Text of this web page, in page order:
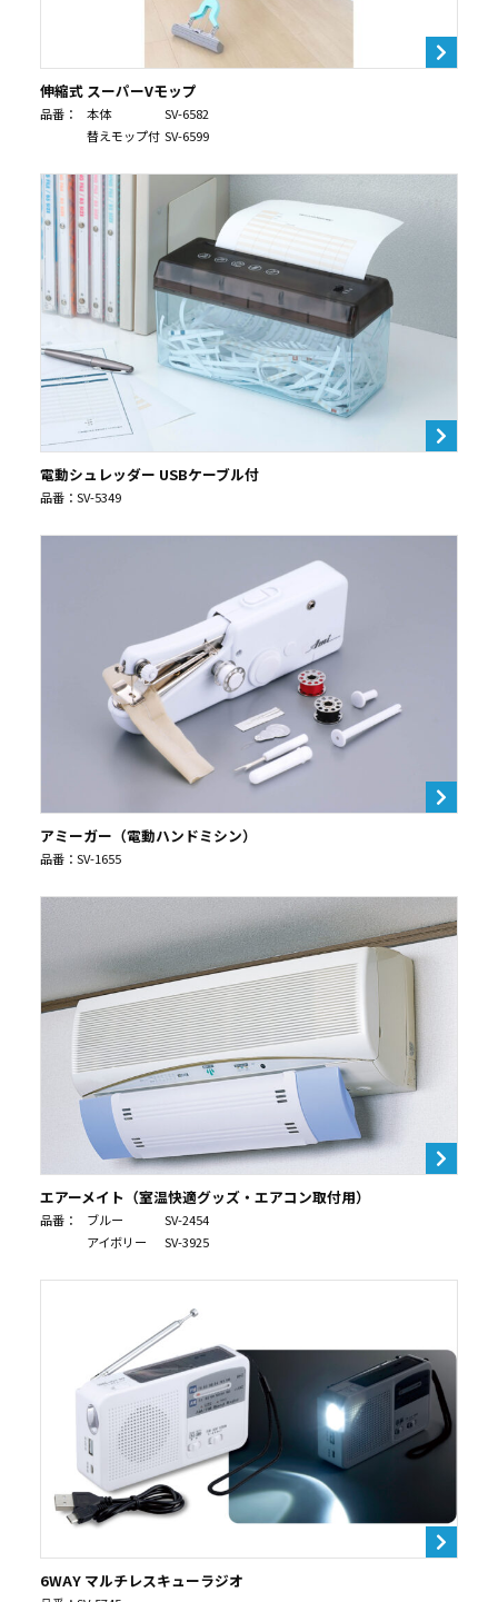
伸縮式 スーパーVモップ
品番： 本体
SV-6582
替えモップ付 SV-6599
電動シュレッダー USBケーブル付
品番：SV-5349
アミーガー（電動ハンドミシン）
品番：SV-1655
エアーメイト（室温快適グッズ・エアコン取付用）
品番： ブルー
SV-2454
アイボリー
SV-3925
6WAY マルチレスキューラジオ